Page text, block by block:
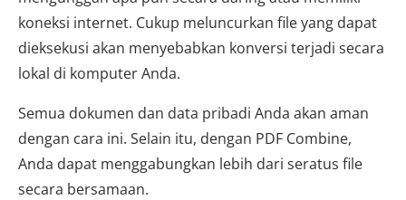
koneksi internet. Cukup meluncurkan file yang dapat
dieksekusi akan menyebabkan konversi terjadi secara
lokal di komputer Anda.
Semua dokumen dan data pribadi Anda akan aman
dengan cara ini. Selain itu, dengan PDF Combine,
Anda dapat menggabungkan lebih dari seratus file
secara bersamaan.